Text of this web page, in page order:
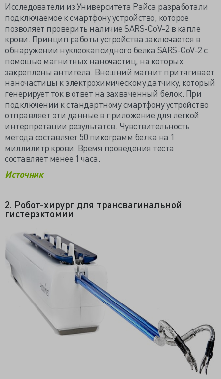
Исследователи из Университета Райса разработали
подключаемое к смартфону устройство, которое
позволяет проверить наличие SARS-CoV-2 в капле
крови. Принцип работы устройства заключается в
обнаружении нуклеокапсидного белка SARS-CoV-2 с
помощью магнитных наночастиц, на которых
закреплены антитела. Внешний магнит притягивает
наночастицы к электрохимическому датчику, который
генерирует ток в ответ на захваченный белок. При
подключении к стандартному смартфону устройство
отправляет эти данные в приложение для легкой
интерпретации результатов. Чувствительность
метода составляет 50 пикограмм белка на 1
миллилитр крови. Время проведения теста
составляет менее 1 часа.
Источник
2. Робот-хирург для трансвагинальной
гистерэктомии